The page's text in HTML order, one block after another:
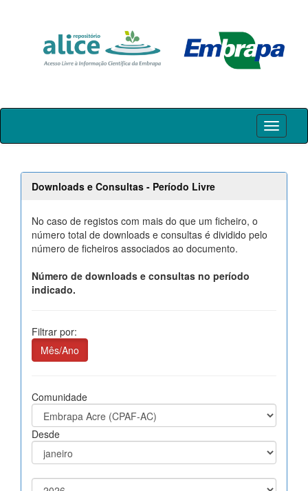
Skip
Downloads e Consultas - Período Livre
No caso de registos com mais do que um ficheiro, o
número total de downloads e consultas é dividido pelo
número de ficheiros associados ao documento.
Número de downloads e consultas no período
indicado.
Filtrar por:
Mês/Ano
Comunidade
Desde